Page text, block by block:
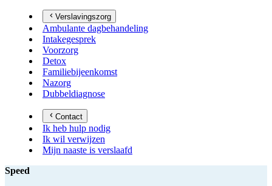
Verslavingszorg
Ambulante dagbehandeling
Intakegesprek
Voorzorg
Detox
Familiebijeenkomst
Nazorg
Dubbeldiagnose
Contact
Ik heb hulp nodig
Ik wil verwijzen
Mijn naaste is verslaafd
Speed